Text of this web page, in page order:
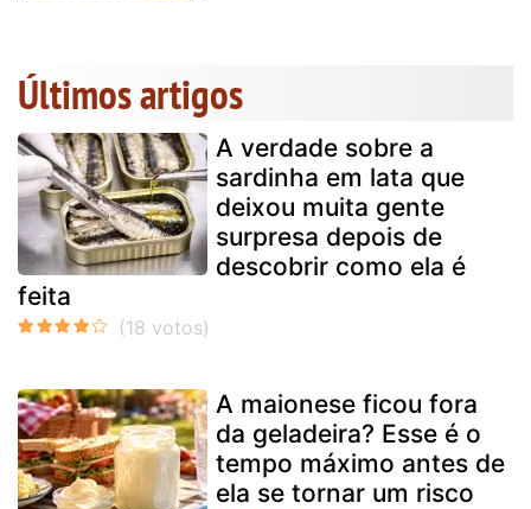
Últimos artigos
A verdade sobre a
sardinha em lata que
deixou muita gente
surpresa depois de
descobrir como ela é
feita
A maionese ficou fora
da geladeira? Esse é o
tempo máximo antes de
ela se tornar um risco